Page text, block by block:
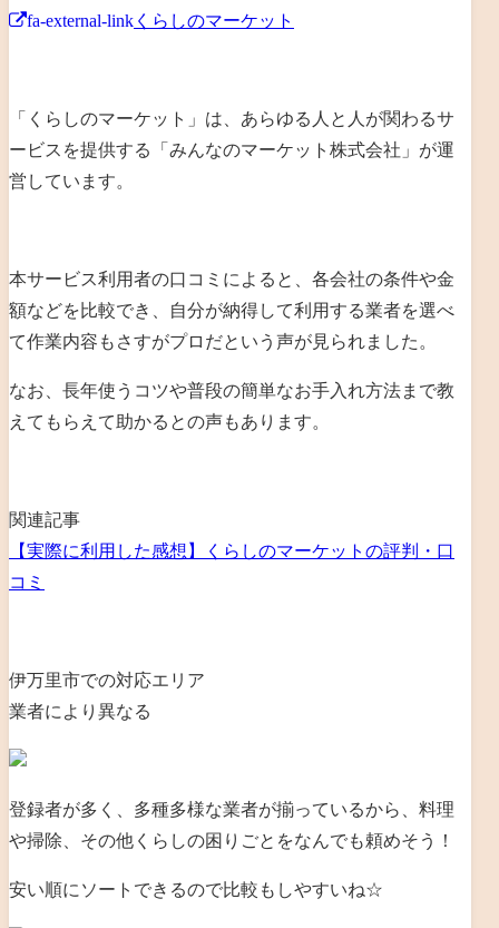
fa-external-link くらしのマーケット
「くらしのマーケット」は、あらゆる人と人が関わるサ
ービスを提供する「みんなのマーケット株式会社」が運
営しています。
本サービス利用者の口コミによると、各会社の条件や金
額などを比較でき、自分が納得して利用する業者を選べ
て作業内容もさすがプロだという声が見られました。
なお、長年使うコツや普段の簡単なお手入れ方法まで教
えてもらえて助かるとの声もあります。
関連記事
【実際に利用した感想】くらしのマーケットの評判・口
コミ
伊万里市での対応エリア
業者により異なる
登録者が多く、多種多様な業者が揃っているから、料理
や掃除、その他くらしの困りごとをなんでも頼めそう！
安い順にソートできるので比較もしやすいね☆